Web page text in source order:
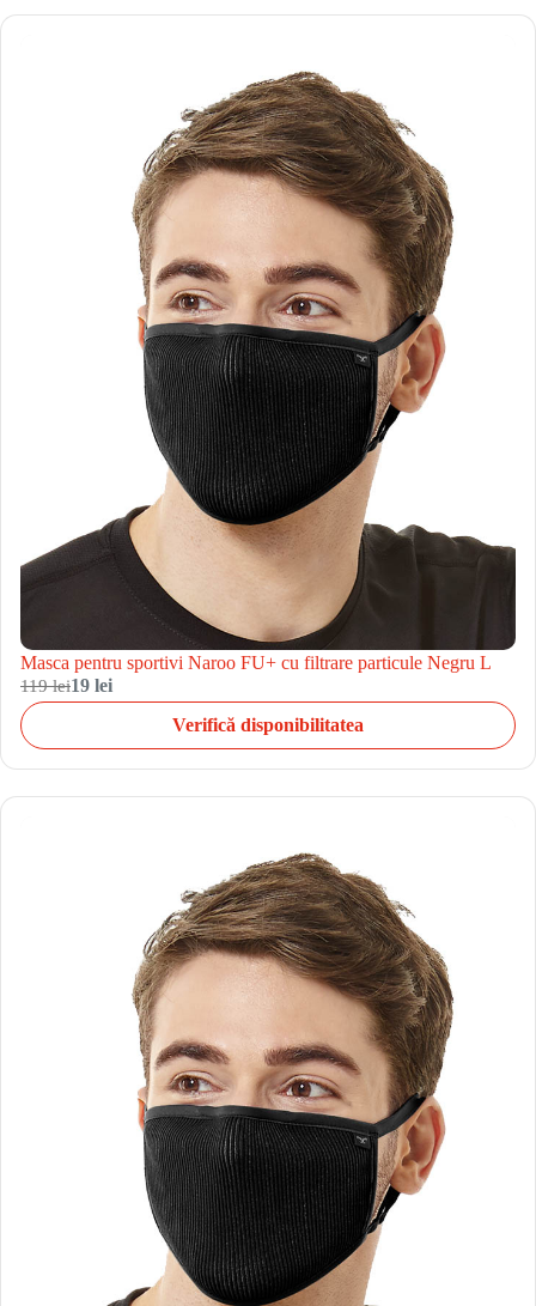
Masca pentru sportivi Naroo FU+ cu filtrare particule Negru L
119 lei19 lei
Verifică disponibilitatea